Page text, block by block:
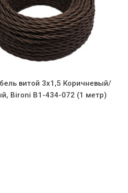
витой 3x1,5 Коричневый/
Bironi B1-434-072 (1 метр)